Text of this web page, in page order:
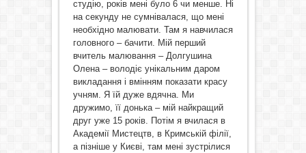
студію, років мені було 6 чи менше. Ні
на секунду не сумнівалася, що мені
необхідно малювати. Там я навчилася
головного – бачити. Мій перший
вчитель малювання – Долгушина
Олена – володіє унікальним даром
викладання і вмінням показати красу
учням. Я їй дуже вдячна. Ми
дружимо, її донька – мій найкращий
друг уже 15 років. Потім я вчилася в
Академії Мистецтв, в Кримській філії,
а пізніше у Києві, там мені зустрілися